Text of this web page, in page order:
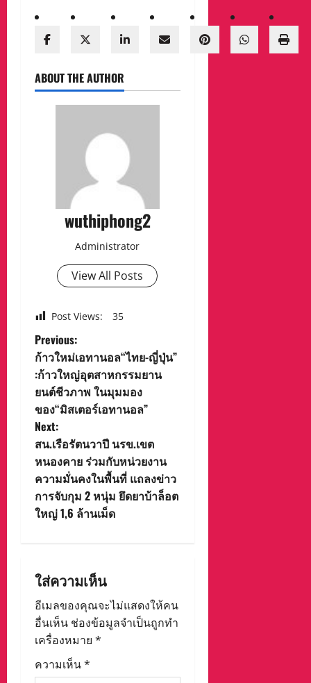
ABOUT THE AUTHOR
wuthiphong2
Administrator
View All Posts
Post Views: 35
P
o
s
t
n
a
v
g
a
t
i
Previous:
ก้าวใหม่เอทานอล“ไทย-ญี่ปุ่น”
:ก้าวใหญ่อุตสาหกรรมยาน
ยนต์ชีวภาพ ในมุมมอง
ของ“มิสเตอร์เอทานอล”
Next:
สน.เรือรัตนวาปี นรข.เขต
หนองคาย ร่วมกับหน่วยงาน
ความมั่นคงในพื้นที่ แถลงข่าว
การจับกุม 2 หนุ่ม ยึดยาบ้าล็อต
ใหญ่ 1,6 ล้านเม็ด
ใส่ความเห็น
อีเมลของคุณจะไม่แสดงให้คน
อื่นเห็น ช่องข้อมูลจำเป็นถูกทำ
เครื่องหมาย *
ความเห็น*